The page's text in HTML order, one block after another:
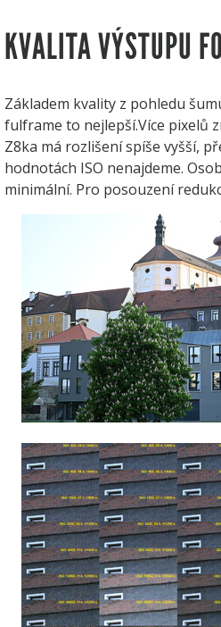
KVALITA VÝSTUPU
Základem kvality z pohledu
fulframe to nejlepší.Více pixelů
Z8ka má rozlišení spíše vyšší,
hodnotách ISO nenajdeme.
minimální. Pro posouzení